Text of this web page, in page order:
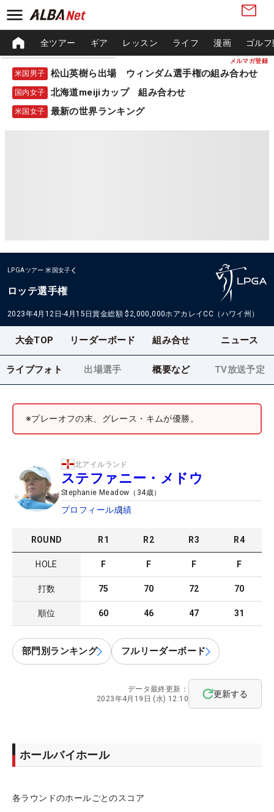
メルマガ登録
全ツアー ギア レッスン ライフ 漫画 ゴル
米国男子 松山英樹ら出場 ウィンダム選手権の組み合わせ
国内女子 北海道meijiカップ 組み合わせ
米国女子 最新の世界ランキング
LPGAツアー 米国女子
ロッテ選手権
2023年4月12日-4月15日賞金総額 $2,000,000ホアカレイCC（ハワイ州）
大会TOP リーダーボード 組み合せ ニュース
ライブフォト 出場選手 概要など TV放送予定
※プレーオフの末、グレース・キムが優勝。
北アイルランド
ステファニー・メドウ
Stephanie Meadow （ 34歳）
プロフィール成績
ROUND R1 R2 R3 R4
HOLE F F F F
打数 75 70 72 70
順位 60 46 47 31
部門別ランキング フルリーダーボード
データ最終更新：
2023年4月19日 (水) 12:10
更新する
ホールバイホール
各ラウンドのホールごとのスコア